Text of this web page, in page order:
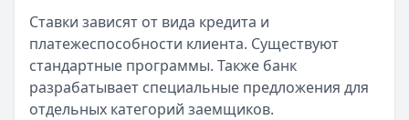
Ставки зависят от вида кредита и
платежеспособности клиента. Существуют
стандартные программы. Также банк
разрабатывает специальные предложения для
отдельных категорий заемщиков.